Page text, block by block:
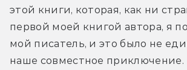
этой книги, которая, как ни
первой моей книгой автора, я
мой писатель, и это было не
наше совместное приключение.